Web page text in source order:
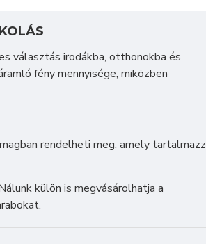
választás irodákba, otthonokba és
fény mennyisége, miközben
rendelheti meg, amely tartalmazz
külön is megvásárolhatja a